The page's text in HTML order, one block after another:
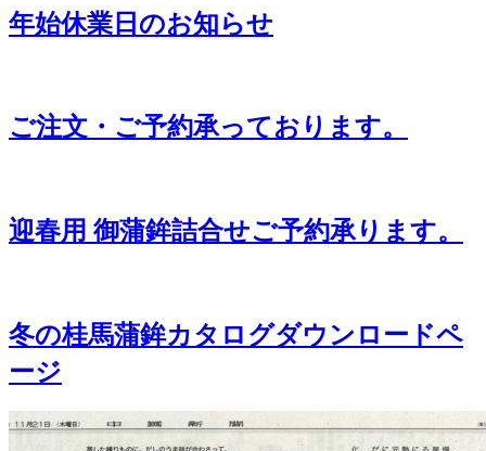
年始休業日のお知らせ
ご注文・ご予約承っております。
迎春用 御蒲鉾詰合せご予約承ります。
冬の桂馬蒲鉾カタログダウンロードペ
ージ